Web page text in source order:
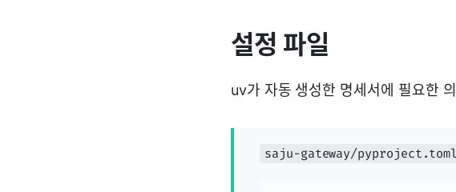
설정 파일
uv가 자동 생성한 명세서에 필요한
saju-gateway/pyproject.toml